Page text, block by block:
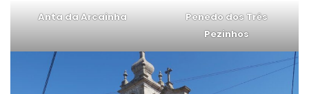
Anta da Arcainha
Penedo dos Três
Pezinhos